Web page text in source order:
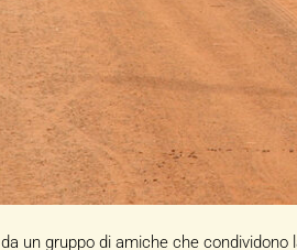
da un gruppo di amiche che